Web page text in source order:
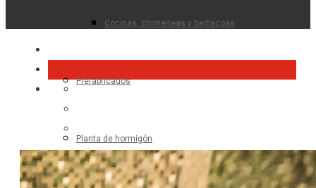
Cocinas, chimeneas y barbacoas
Prefabricados
Planta de hormigón